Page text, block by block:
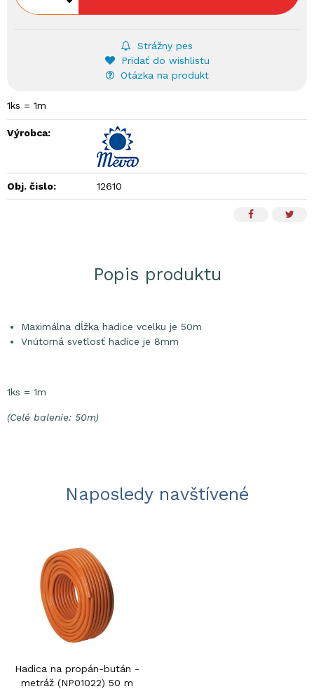
Strážny pes
Pridať do wishlistu
Otázka na produkt
1ks = 1m
Výrobca:
Obj. čislo: 12610
Popis produktu
Maximálna dĺžka hadice vcelku je 50m
Vnútorná svetlosť hadice je 8mm
1ks = 1m
(Celé balenie: 50m)
Naposledy navštívené
Hadica na propán-bután -
metráž (NP01022) 50 m